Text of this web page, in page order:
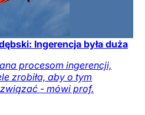
Ingerencja była duża
procesom ingerencji,
zrobiła, aby o tym
- mówi prof.